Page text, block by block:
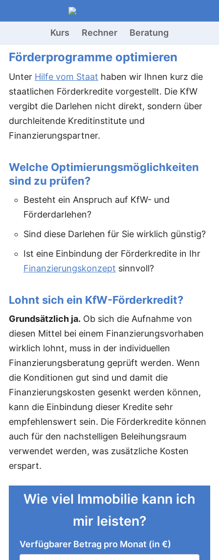
Kurs Rechner Beratung
Förderprogramme optimieren
Unter Hilfe vom Staat haben wir Ihnen kurz die
staatlichen Förderkredite vorgestellt. Die KfW
vergibt die Darlehen nicht direkt, sondern über
durchleitende Kreditinstitute und
Finanzierungspartner.
Welche Optimierungsmöglichkeiten
sind zu prüfen?
Besteht ein Anspruch auf KfW- und
Förderdarlehen?
Sind diese Darlehen für Sie wirklich günstig?
Ist eine Einbindung der Förderkredite in Ihr
Finanzierungskonzept sinnvoll?
Lohnt sich ein KfW-Förderkredit?
Grundsätzlich ja. Ob sich die Aufnahme von
diesen Mittel bei einem Finanzierungsvorhaben
wirklich lohnt, muss in der individuellen
Finanzierungsberatung geprüft werden. Wenn
die Konditionen gut sind und damit die
Finanzierungskosten gesenkt werden können,
kann die Einbindung dieser Kredite sehr
empfehlenswert sein. Die Förderkredite können
auch für den nachstelligen Beleihungsraum
verwendet werden, was zusätzliche Kosten
erspart.
Wie viel Immobilie kann ich
mir leisten?
Verfügbarer Betrag pro Monat (in €)